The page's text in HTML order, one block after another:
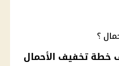
؟
خطة تخفيف الأحمال